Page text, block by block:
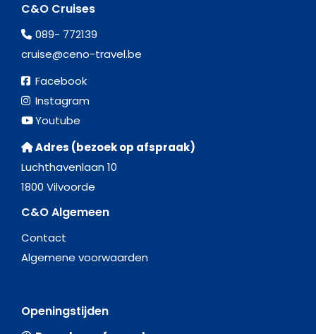
C&O Cruises
089- 772139
cruise@ceno-travel.be
Facebook
Instagram
Youtube
Adres (bezoek op afspraak)
Luchthavenlaan 10
1800 Vilvoorde
C&O Algemeen
Contact
Algemene voorwaarden
Openingstijden